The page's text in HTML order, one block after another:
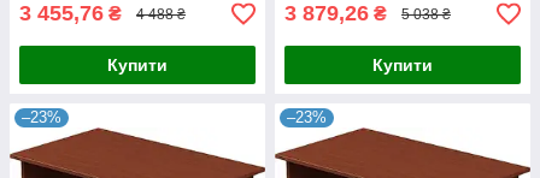
3 455,76 ₴ 4 488 ₴
Купити
3 879,26 ₴ 5 038 ₴
Купити
–23% –23%